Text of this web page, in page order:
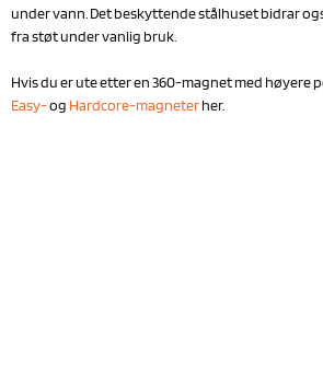
under vann. Det beskyttende stålhuset bidrar
fra støt under vanlig bruk.
Hvis du er ute etter en 360-magnet med høyere
Easy-og Hardcore-magneterher.